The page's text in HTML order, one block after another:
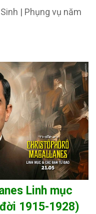
| Phụng vụ năm
Linh mục
1915-1928)